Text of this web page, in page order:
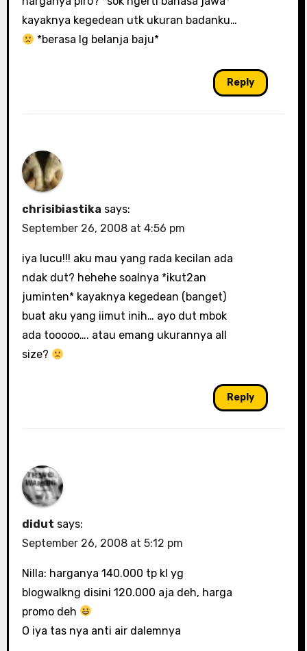
kayaknya kegedean utk ukuran badanku…
*berasa lg belanja baju*
Reply
chrisibiastika says:
September 26, 2008 at 4:56 pm
iya lucu!!! aku mau yang rada kecilan ada
ndak dut? hehehe soalnya *ikut2an
juminten* kayaknya kegedean (banget)
buat aku yang iimut inih… ayo dut mbok
ada tooooo…. atau emang ukurannya all
size?
Reply
didut says:
September 26, 2008 at 5:12 pm
Nilla: harganya 140.000 tp kl yg
blogwalkng disini 120.000 aja deh, harga
promo deh
O iya tas nya anti air dalemnya